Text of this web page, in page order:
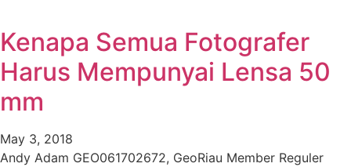
Kenapa Semua Fotografer
Harus Mempunyai Lensa 50
mm
May 3, 2018
Andy Adam GEO061702672, GeoRiau Member Reguler